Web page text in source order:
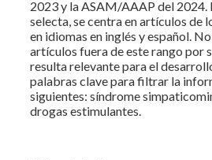
2023 y la ASAM/AAAP del
selecta, se centra en artículos de
en idiomas en inglés y español.
artículos fuera de este rango por
resulta relevante para el
palabras clave para filtrar la
siguientes: síndrome
drogas estimulantes.